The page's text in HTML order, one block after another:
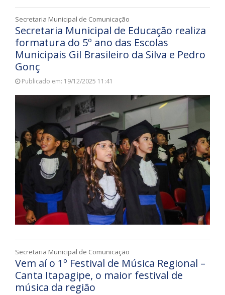
Secretaria Municipal de Comunicação
Secretaria Municipal de Educação realiza
formatura do 5º ano das Escolas
Municipais Gil Brasileiro da Silva e Pedro
Gonç
Publicado em: 19/12/2025 11:41
Secretaria Municipal de Comunicação
Vem aí o 1º Festival de Música Regional –
Canta Itapagipe, o maior festival de
música da região